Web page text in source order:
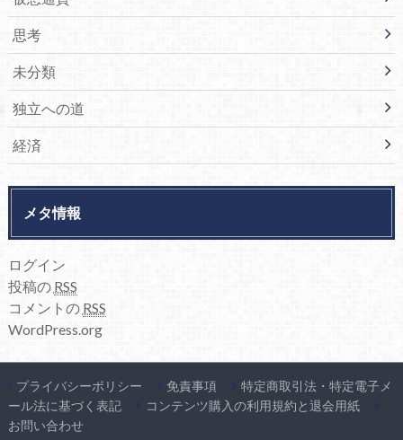
思考
未分類
独立への道
経済
メタ情報
ログイン
投稿の RSS
コメントの RSS
WordPress.org
プライバシーポリシー 免責事項
特定商取引法・特定電子メ
ール法に基づく表記
コンテンツ購入の利用規約と退会用紙
お問い合わせ